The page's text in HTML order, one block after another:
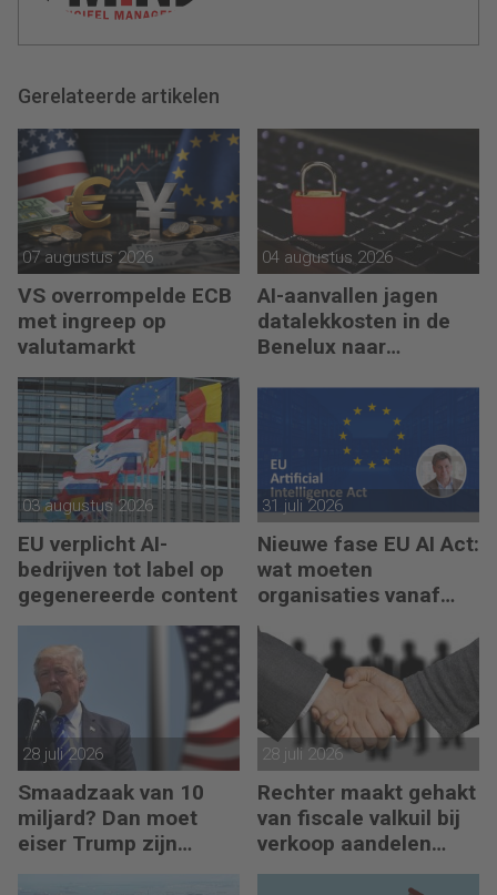
Gerelateerde artikelen
07 augustus 2026
VS overrompelde ECB
met ingreep op
valutamarkt
04 augustus 2026
AI-aanvallen jagen
datalekkosten in de
Benelux naar
03 augustus 2026
EU verplicht AI-
bedrijven tot label op
gegenereerde content
31 juli 2026
Nieuwe fase EU AI Act:
wat moeten
organisaties vanaf
augustus 2026
regelen?
28 juli 2026
Smaadzaak van 10
miljard? Dan moet
eiser Trump zijn
28 juli 2026
Rechter maakt gehakt
van fiscale valkuil bij
verkoop aandelen
door oprichters